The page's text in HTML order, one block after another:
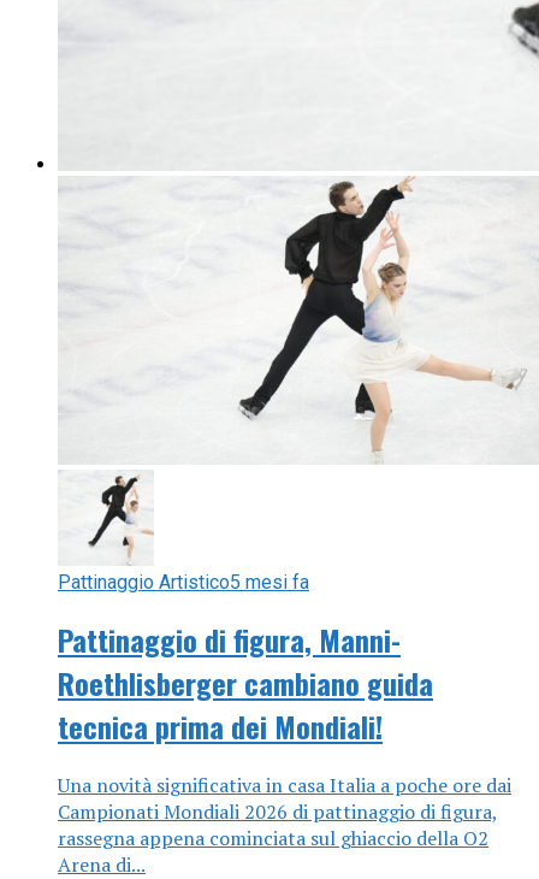
Pattinaggio Artistico5 mesi fa
Pattinaggio di figura, Manni-
Roethlisberger cambiano guida
tecnica prima dei Mondiali!
Una novità significativa in casa Italia a poche ore dai
Campionati Mondiali 2026 di pattinaggio di figura,
rassegna appena cominciata sul ghiaccio della O2
Arena di...